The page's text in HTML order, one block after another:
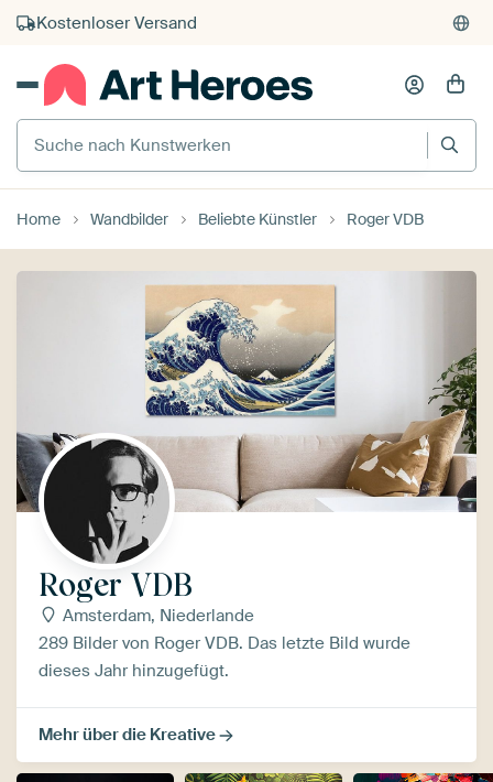
Kauf auf Rechnung
Individueller Druck auf Bestellung
Suche nach Kunstwerken
Home Wandbilder Beliebte Künstler Roger VDB
Roger VDB
Amsterdam, Niederlande
289 Bilder von Roger VDB. Das letzte Bild wurde
dieses Jahr hinzugefügt.
Mehr über die Kreative